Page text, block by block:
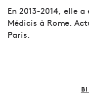
En 2013-2014, elle
Médicis à Rome.
Paris.